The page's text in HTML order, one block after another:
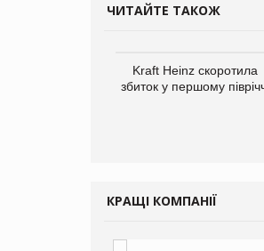
ЧИТАЙТЕ ТАКОЖ
Kraft Heinz скоротила
збиток у першому
КРАЩІ КОМПАНІЇ